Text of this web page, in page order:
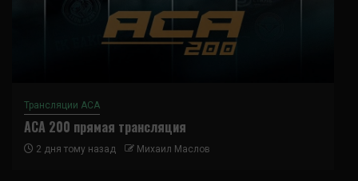
Трансляции ACA
ACA 200 прямая трансляция
2 дня тому назад Михаил Маслов